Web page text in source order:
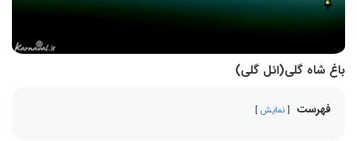
باغ شاه گلی(ائل گلی)
فهرست نمایش